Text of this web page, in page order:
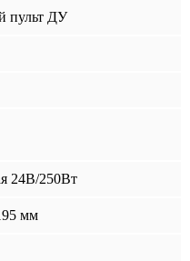
пульт ДУ
24В/250Вт
мм